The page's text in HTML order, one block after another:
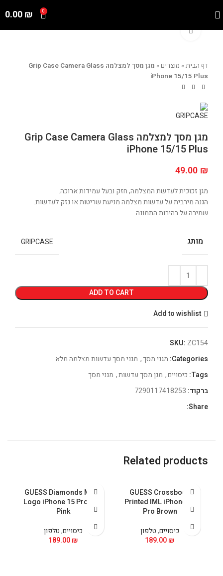
0
0.00₪
Click to enlarge
דף הבית» מוצרים»
מגן מסך למצלמה Grip Case Camera Glass
iPhone 15/15 Plus
מגן מסך למצלמה Grip Case Camera Glass
iPhone 15/15 Plus
49.00 ₪
מגן זכוכית לעדשת המצלמה, חזק ובעל עמידות ארוכה.
הגנה מירבית על עדשות מצלמה מניעת שריטות או נזק לעדשות.
שמירה על בהירות התמונה.
מותג GRIPCASE
ADD TO CART
Add to wishlist
SKU: ZC154
Categories: מגני מסך, מגני מסך עדשות מצלמה מלא
Tags: כיסויים, מגן מסך עדשות, מגני מסך
ברקוד:
Share:
Related products
GUESS Crossbody
Printed IML iPhone 15
Pro Brown
כיסויים,טלפון
189.00₪
GUESS Diamonds Metal
Logo iPhone 15 Pro Max
Pink
כיסויים,טלפון
189.00₪